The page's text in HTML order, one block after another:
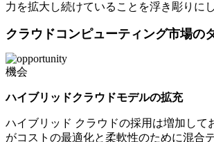
力を拡大し続けていることを浮き彫りに
クラウドコンピューティング市場の
機会
ハイブリッドクラウドモデルの拡充
ハイブリッド クラウドの採用は増加して
がコストの最適化と柔軟性のために混合